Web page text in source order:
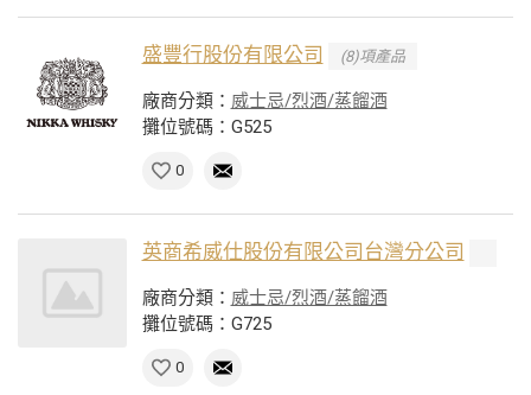
盛豐行股份有限公司 (8)項產品
廠商分類： 威士忌/烈酒/蒸餾酒
攤位號碼：G525
0
英商希威仕股份有限公司台灣分公司
廠商分類： 威士忌/烈酒/蒸餾酒
攤位號碼：G725
0